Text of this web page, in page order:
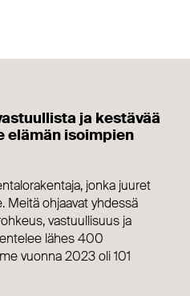
ja kestävää
elämän isoimpien
jonka juuret
Meitä ohjaavat yhdessä
vastuullisuus ja
lähes 400
vuonna 2023 oli 101